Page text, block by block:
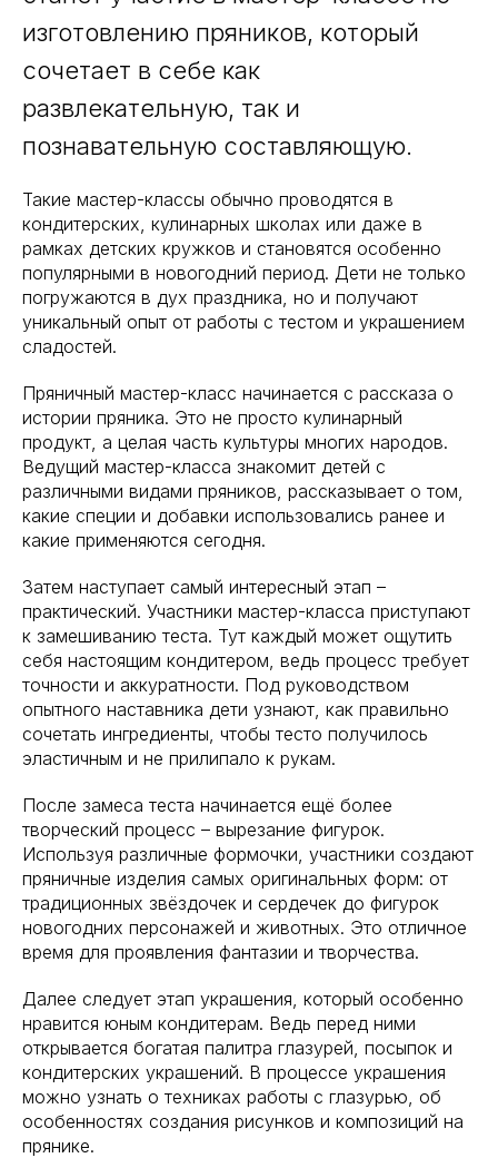
изготовлению пряников, который
сочетает в себе как
развлекательную, так и
познавательную составляющую.
Такие мастер-классы обычно проводятся в
кондитерских, кулинарных школах или даже в
рамках детских кружков и становятся особенно
популярными в новогодний период. Дети не только
погружаются в дух праздника, но и получают
уникальный опыт от работы с тестом и украшением
сладостей.
Пряничный мастер-класс начинается с рассказа о
истории пряника. Это не просто кулинарный
продукт, а целая часть культуры многих народов.
Ведущий мастер-класса знакомит детей с
различными видами пряников, рассказывает о том,
какие специи и добавки использовались ранее и
какие применяются сегодня.
Затем наступает самый интересный этап –
практический. Участники мастер-класса приступают
к замешиванию теста. Тут каждый может ощутить
себя настоящим кондитером, ведь процесс требует
точности и аккуратности. Под руководством
опытного наставника дети узнают, как правильно
сочетать ингредиенты, чтобы тесто получилось
эластичным и не прилипало к рукам.
После замеса теста начинается ещё более
творческий процесс – вырезание фигурок.
Используя различные формочки, участники создают
пряничные изделия самых оригинальных форм: от
традиционных звёздочек и сердечек до фигурок
новогодних персонажей и животных. Это отличное
время для проявления фантазии и творчества.
Далее следует этап украшения, который особенно
нравится юным кондитерам. Ведь перед ними
открывается богатая палитра глазурей, посыпок и
кондитерских украшений. В процессе украшения
можно узнать о техниках работы с глазурью, об
особенностях создания рисунков и композиций на
прянике.